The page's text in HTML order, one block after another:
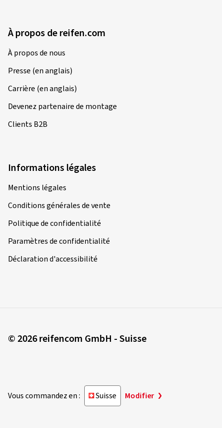
À propos de reifen.com
À propos de nous
Presse (en anglais)
Carrière (en anglais)
Devenez partenaire de montage
Clients B2B
Informations légales
Mentions légales
Conditions générales de vente
Politique de confidentialité
Paramètres de confidentialité
Déclaration d'accessibilité
© 2026 reifencom GmbH - Suisse
Vous commandez en : Suisse Modifier